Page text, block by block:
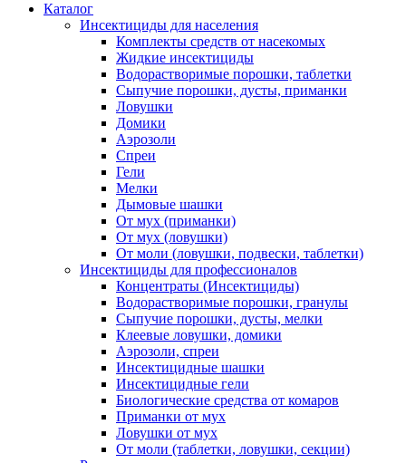
Каталог
Инсектициды для населения
Комплекты средств от насекомых
Жидкие инсектициды
Водорастворимые порошки, таблетки
Сыпучие порошки, дусты, приманки
Ловушки
Домики
Аэрозоли
Спреи
Гели
Мелки
Дымовые шашки
От мух (приманки)
От мух (ловушки)
От моли (ловушки, подвески, таблетки)
Инсектициды для профессионалов
Концентраты (Инсектициды)
Водорастворимые порошки, гранулы
Сыпучие порошки, дусты, мелки
Клеевые ловушки, домики
Аэрозоли, спреи
Инсектицидные шашки
Инсектицидные гели
Биологические средства от комаров
Приманки от мух
Ловушки от мух
От моли (таблетки, ловушки, секции)